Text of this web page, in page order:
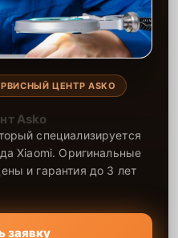
ЦЕНТР ASKO
Asko
специализируется
Xiaomi. Оригинальные
и гарантия до 3 лет
заявку